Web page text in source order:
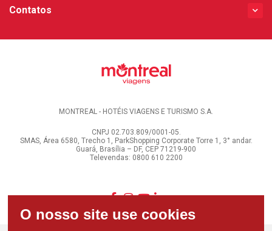
Contatos
MONTREAL - HOTÉIS VIAGENS E TURISMO S.A.
CNPJ 02.703.809/0001-05.
SMAS, Área 6580, Trecho 1, ParkShopping Corporate Torre 1, 3° andar.
Guará, Brasília – DF, CEP 71219-900
Televendas: 0800 610 2200